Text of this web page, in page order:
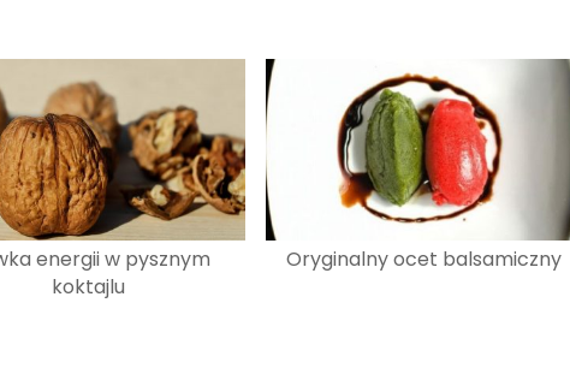
energii w pysznym
koktajlu
Oryginalny ocet balsamiczny